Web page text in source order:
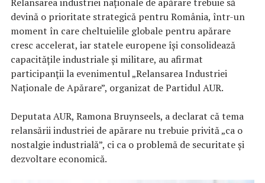
devină o prioritate strategică pentru România, într-un
moment în care cheltuielile globale pentru apărare
cresc accelerat, iar statele europene își consolidează
capacitățile industriale și militare, au afirmat
participanții la evenimentul „Relansarea Industriei
Naționale de Apărare”, organizat de Partidul AUR.
Deputata AUR, Ramona Bruynseels, a declarat că tema
relansării industriei de apărare nu trebuie privită „ca o
nostalgie industrială”, ci ca o problemă de securitate și
dezvoltare economică.